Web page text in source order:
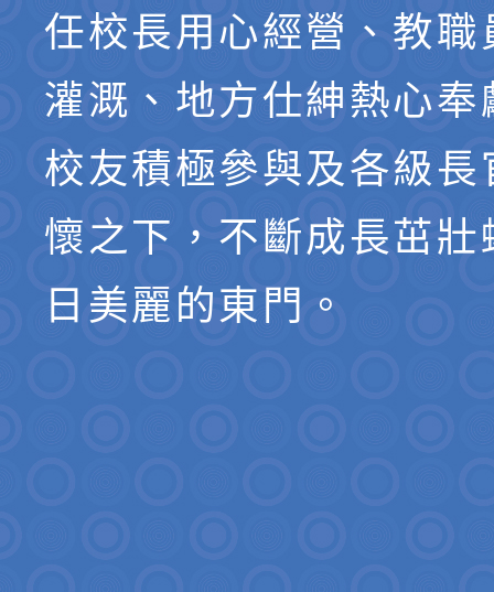
任校長用心經營、教職
灌溉、地方仕紳熱心奉
校友積極參與及各級長
懷之下，不斷成長茁壯
日美麗的東門。